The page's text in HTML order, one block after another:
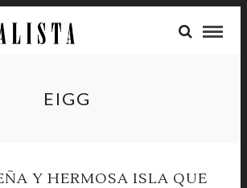
EIGG
Y HERMOSA ISLA QUE